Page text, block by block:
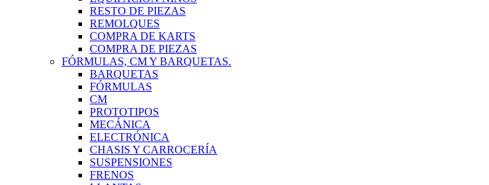
RESTO DE PIEZAS
REMOLQUES
COMPRA DE KARTS
COMPRA DE PIEZAS
FÓRMULAS, CM Y BARQUETAS.
BARQUETAS
FÓRMULAS
CM
PROTOTIPOS
MECÁNICA
ELECTRÓNICA
CHASIS Y CARROCERÍA
SUSPENSIONES
FRENOS